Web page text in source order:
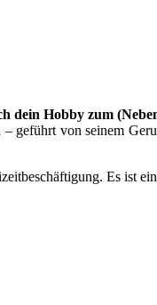
dein Hobby zum
geführt von seinem
Es ist